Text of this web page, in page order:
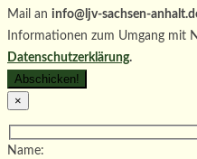
Mail an info@ljv-sachsen-
Informationen zum Umgang mit
Datenschutzerklärung.
×
Name: